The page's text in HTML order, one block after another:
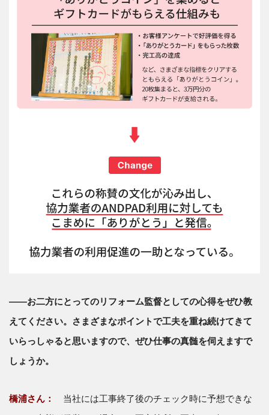
――お二方にとってのリフォーム監督としての心得をぜひ教
えてください。さまざまなポイントで工夫を重ね続けてきて
いらっしゃると思いますので、ぜひ仕事の真髄を伺えますで
しょうか。
橋浦さん： 当社には工事終了後のチェック時に予想できな